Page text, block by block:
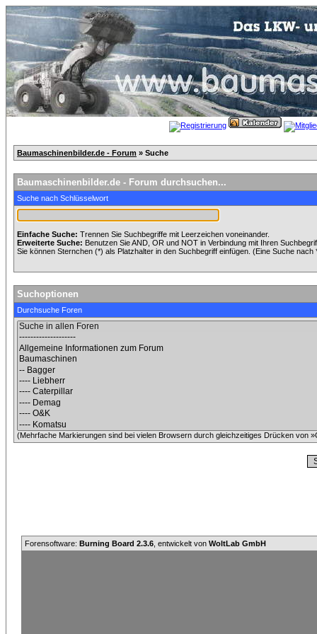
Baumaschinenbilder.de - Forum » Suche
Baumaschinenbilder.de - Forum durchsuchen...
Suche nach Schlüsselwort
Einfache Suche: Trennen Sie Suchbegriffe mit Leerzeichen voneinander.
Erweiterte Suche: Benutzen Sie AND, OR und NOT in Verbindung mit Ihren
Sie können Sternchen (*) als Platzhalter in den Suchbegriff einfügen. (Eine Suche
Suchoptionen
Durchsuche Foren
(Mehrfache Markierungen sind bei vielen Browsern durch gleichzeitiges Drücken von
Forensoftware: Burning Board 2.3.6 , entwickelt von WoltLab GmbH